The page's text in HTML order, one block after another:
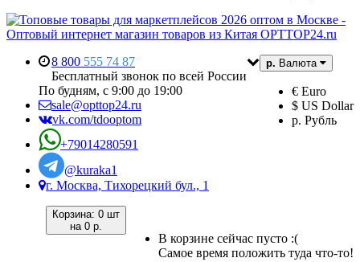
р. Валюта
€ Euro
$ US Dollar
р. Рубль
8 800 555 74 87
Бесплатный звонок по всей России
По будням, с 9:00 до 19:00
sale@opttop24.ru
vk.com/tdooptom
+79014280591
@kuraka1
г. Москва, Тихорецкий бул., 1
Корзина: 0 шт
на 0 р.
В корзине сейчас пусто :(
Самое время положить туда что-то!